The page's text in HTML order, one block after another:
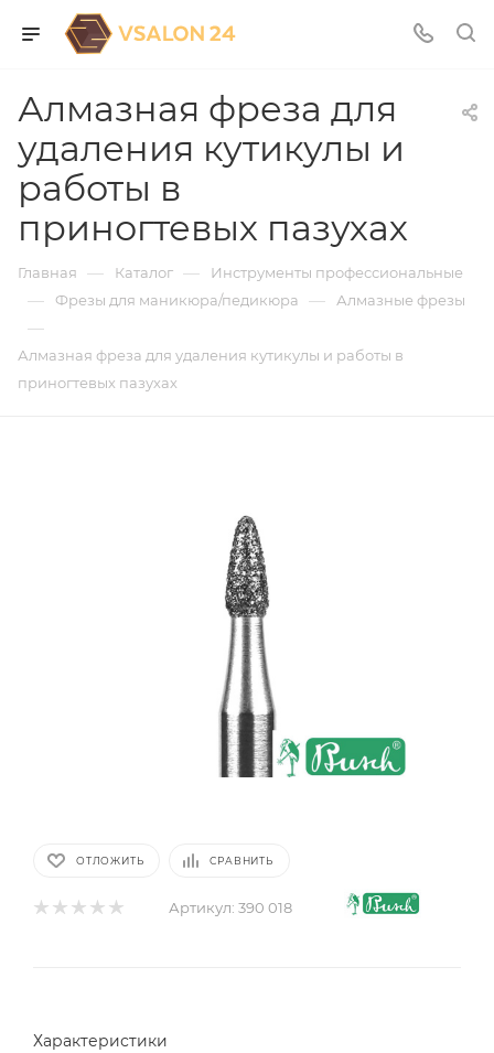
Алмазная фреза для
удаления кутикулы и
работы в
приногтевых пазухах
Главная — Каталог — Инструменты профессиональные
— Фрезы для маникюра/педикюра — Алмазные фрезы
—
Алмазная фреза для удаления кутикулы и работы в
приногтевых пазухах
ОТЛОЖИТЬ СРАВНИТЬ
Артикул: 390 018
Характеристики